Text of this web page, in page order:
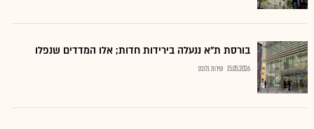
בורסת ת"א ננעלה בירידות חדות; אלו המדדים שנפלו
15.05.2026 שירות גלובס